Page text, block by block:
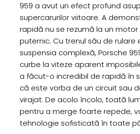
959 a avut un efect profund
supercarurilor viitoare. A
rapidă nu se rezumă la un motor
puternic. Cu trenul său de rulare
suspensia complexă, Porsche
curbe la viteze aparent
a făcut-o incredibil de rapidă în
că este vorba de un circuit sau
virajat. De acolo încolo, toată
pentru a merge foarte repede,
tehnologie sofisticată în toate